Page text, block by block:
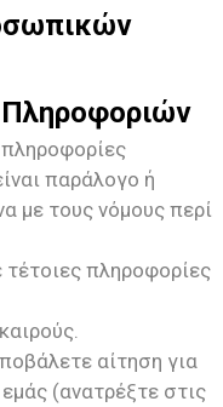
παράλογο ή
με τους νόμους περί
τέτοιες πληροφορίες
αίτηση για
(ανατρέξτε στις